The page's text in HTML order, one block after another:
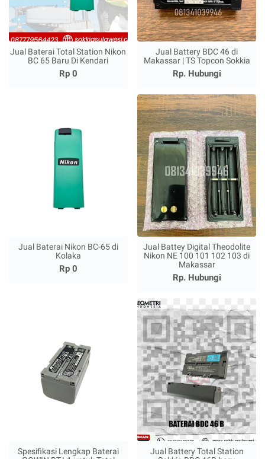
Jual Baterai Total Station Nikon
BC 65 Baru Di Kendari
Rp 0
Jual Battery BDC 46 di
Makassar | TS Topcon Sokkia
Rp. Hubungi
Jual Baterai Nikon BC-65 di
Kolaka
Rp 0
Jual Battey Digital Theodolite
Nikon NE 100 101 102 103 di
Makassar
Rp. Hubungi
Spesifikasi Lengkap Baterai
Jual Battery Total Station